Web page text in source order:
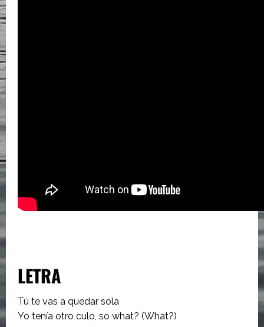
LETRA
Tú te vas a quedar sola
Yo tenía otro culo, so what? (What?)